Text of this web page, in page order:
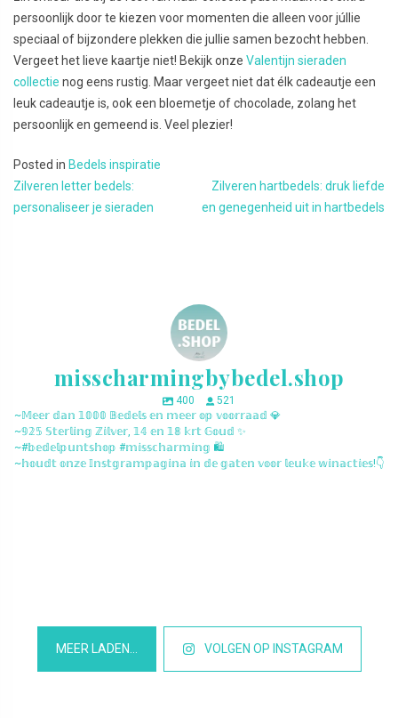
persoonlijk door te kiezen voor momenten die alleen voor júllie
speciaal of bijzondere plekken die jullie samen bezocht hebben.
Vergeet het lieve kaartje niet! Bekijk onze Valentijn sieraden
collectie nog eens rustig. Maar vergeet niet dat élk cadeautje een
leuk cadeautje is, ook een bloemetje of chocolade, zolang het
persoonlijk en gemeend is. Veel plezier!
Posted in Bedels inspiratie
Bericht navigatie
Zilveren letter bedels:
personaliseer je sieraden
Zilveren hartbedels: druk liefde
en genegenheid uit in hartbedels
misscharmingbybedel.shop
400
521
~𝕄𝕖𝕖𝕣 𝕕𝕒𝕟 𝟙𝟘𝟘𝟘 𝔹𝕖𝕕𝕖𝕝𝕤 𝕖𝕟 𝕞𝕖𝕖𝕣 𝕠𝕡 𝕧𝕠𝕠𝕣𝕣𝕒𝕒𝕕 💎
~𝟡𝟚𝟝 𝕊𝕥𝕖𝕣𝕝𝕚𝕟𝕘 ℤ𝕚𝕝𝕧𝕖𝕣, 𝟙𝟜 𝕖𝕟 𝟙𝟠 𝕜𝕣𝕥 𝔾𝕠𝕦𝕕 ✨
~#𝕓𝕖𝕕𝕖𝕝𝕡𝕦𝕟𝕥𝕤𝕙𝕠𝕡 #𝕞𝕚𝕤𝕤𝕔𝕙𝕒𝕣𝕞𝕚𝕟𝕘 🛍️
~𝕙𝕠𝕦𝕕𝕥 𝕠𝕟𝕫𝕖 𝕀𝕟𝕤𝕥𝕘𝕣𝕒𝕞𝕡𝕒𝕘𝕚𝕟𝕒 𝕚𝕟 𝕕𝕖 𝕘𝕒𝕥𝕖𝕟 𝕧𝕠𝕠𝕣 𝕝𝕖𝕦𝕜𝕖 𝕨𝕚𝕟𝕒𝕔𝕥𝕚𝕖𝕤!👇
MEER LADEN… VOLGEN OP INSTAGRAM